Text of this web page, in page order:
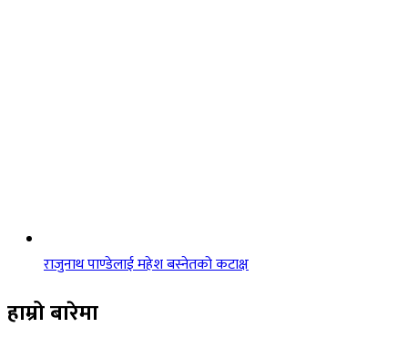
राजुनाथ पाण्डेलाई महेश बस्नेतको कटाक्ष
हाम्रो बारेमा